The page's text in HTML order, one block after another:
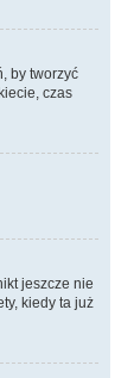
by tworzyć
czas
jeszcze nie
kiedy ta już